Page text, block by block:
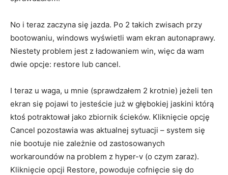
No i teraz zaczyna się jazda. Po 2 takich zwisach przy
bootowaniu, windows wyświetli wam ekran autonaprawy.
Niestety problem jest z ładowaniem win, więc da wam
dwie opcje: restore lub cancel.
I teraz u waga, u mnie (sprawdzałem 2 krotnie) jeżeli ten
ekran się pojawi to jesteście już w głębokiej jaskini którą
ktoś potraktował jako zbiornik ścieków. Kliknięcie opcję
Cancel pozostawia was aktualnej sytuacji – system się
nie bootuje nie zależnie od zastosowanych
workaroundów na problem z hyper-v (o czym zaraz).
Kliknięcie opcji Restore, powoduje cofnięcie się do